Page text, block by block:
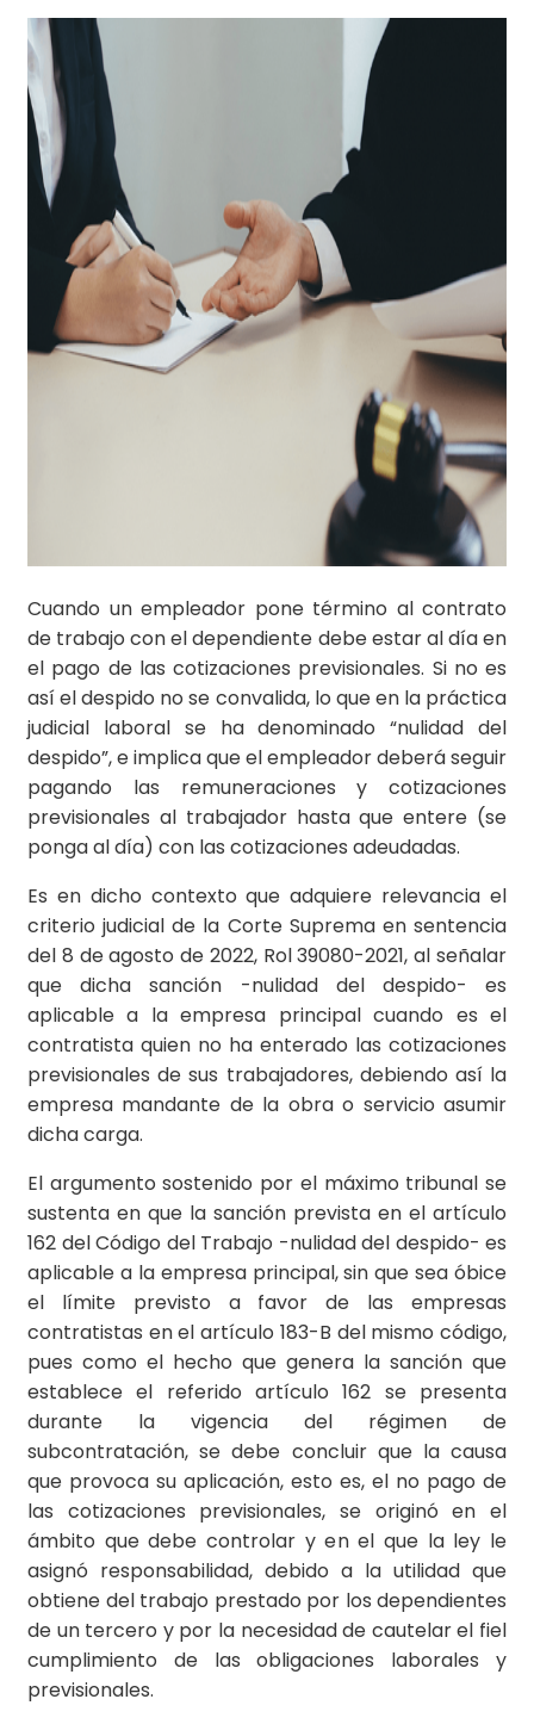
Cuando un empleador pone término al contrato
de trabajo con el dependiente debe estar al día en
el pago de las cotizaciones previsionales. Si no es
así el despido no se convalida, lo que en la práctica
judicial laboral se ha denominado “nulidad del
despido”, e implica que el empleador deberá seguir
pagando las remuneraciones y cotizaciones
previsionales al trabajador hasta que entere (se
ponga al día) con las cotizaciones adeudadas.
Es en dicho contexto que adquiere relevancia el
criterio judicial de la Corte Suprema en sentencia
del 8 de agosto de 2022, Rol 39080-2021, al señalar
que dicha sanción -nulidad del despido- es
aplicable a la empresa principal cuando es el
contratista quien no ha enterado las cotizaciones
previsionales de sus trabajadores, debiendo así la
empresa mandante de la obra o servicio asumir
dicha carga.
El argumento sostenido por el máximo tribunal se
sustenta en que la sanción prevista en el artículo
162 del Código del Trabajo -nulidad del despido- es
aplicable a la empresa principal, sin que sea óbice
el límite previsto a favor de las empresas
contratistas en el artículo 183-B del mismo código,
pues como el hecho que genera la sanción que
establece el referido artículo 162 se presenta
durante la vigencia del régimen de
subcontratación, se debe concluir que la causa
que provoca su aplicación, esto es, el no pago de
las cotizaciones previsionales, se originó en el
ámbito que debe controlar y en el que la ley le
asignó responsabilidad, debido a la utilidad que
obtiene del trabajo prestado por los dependientes
de un tercero y por la necesidad de cautelar el fiel
cumplimiento de las obligaciones laborales y
previsionales.